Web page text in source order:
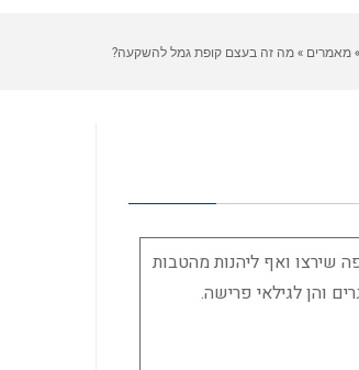
»מאמרים »מה זה בעצם קופת גמל להשקעה?
ואף ליהנות מהטבות
והן לגילאי פרישה.